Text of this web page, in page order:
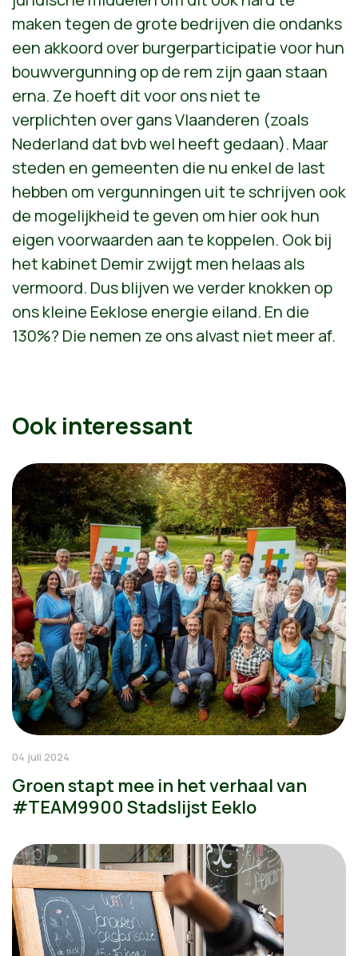
maken tegen de grote bedrijven die ondanks
een akkoord over burgerparticipatie voor hun
bouwvergunning op de rem zijn gaan staan
erna. Ze hoeft dit voor ons niet te
verplichten over gans Vlaanderen (zoals
Nederland dat bvb wel heeft gedaan). Maar
steden en gemeenten die nu enkel de last
hebben om vergunningen uit te schrijven ook
de mogelijkheid te geven om hier ook hun
eigen voorwaarden aan te koppelen. Ook bij
het kabinet Demir zwijgt men helaas als
vermoord. Dus blijven we verder knokken op
ons kleine Eeklose energie eiland. En die
130%? Die nemen ze ons alvast niet meer af.
Ook interessant
04 juli 2024
Groen stapt mee in het verhaal van
#TEAM9900 Stadslijst Eeklo